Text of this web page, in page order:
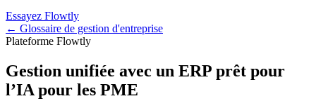
Essayez Flowtly
← Glossaire de gestion d'entreprise
Plateforme Flowtly
Gestion unifiée avec un ERP prêt pour
l’IA pour les PME